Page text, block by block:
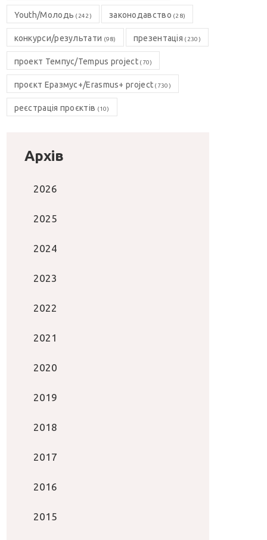
Youth/Молодь (242) законодавство (28)
конкурси/результати (98) презентація (230)
проект Темпус/Tempus project(70)
проєкт Еразмус+/Erasmus+ project (730)
реєстрація проєктів (10)
Архів
2026
2025
2024
2023
2022
2021
2020
2019
2018
2017
2016
2015